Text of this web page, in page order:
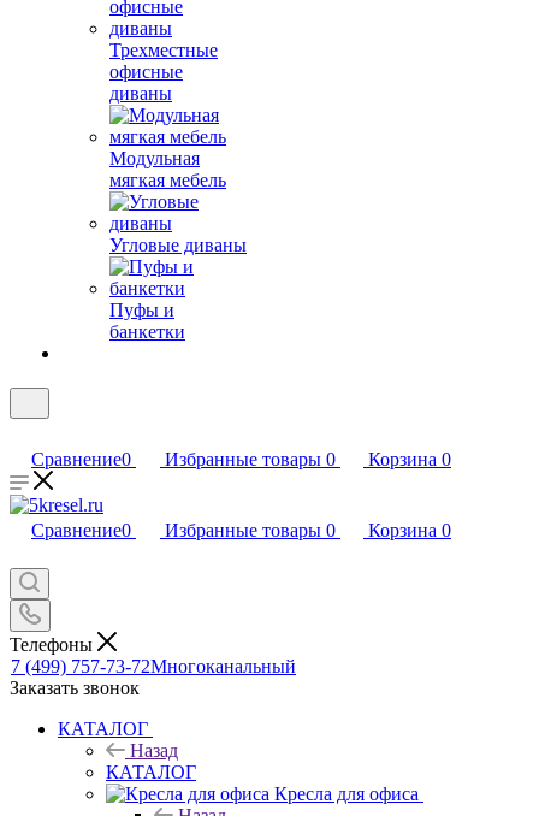
Трехместные
офисные
диваны
Модульная
мягкая мебель
Угловые диваны
Пуфы и
банкетки
Сравнение0 Избранные товары 0 Корзина 0
Сравнение0 Избранные товары 0 Корзина 0
Телефоны
7 (499) 757-73-72Многоканальный
Заказать звонок
КАТАЛОГ
Назад
КАТАЛОГ
Кресла для офиса